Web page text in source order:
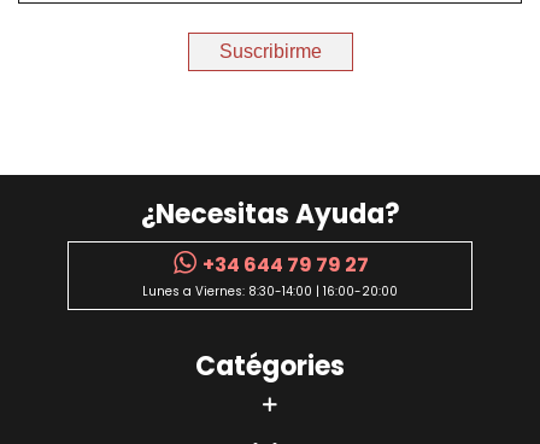
Suscribirme
¿Necesitas Ayuda?
+34 644 79 79 27
Lunes a Viernes: 8:30-14:00 | 16:00-20:00
Catégories